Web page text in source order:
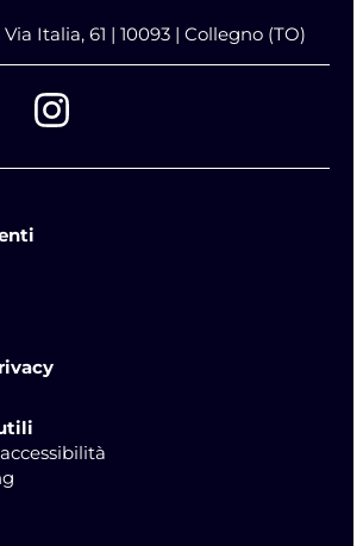
Via Italia, 61 | 10093 | Collegno (TO)